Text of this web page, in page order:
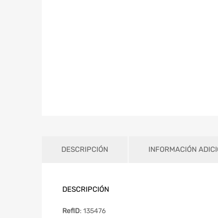
DESCRIPCIÓN INFORMACIÓN
DESCRIPCIÓN
RefID: 135476